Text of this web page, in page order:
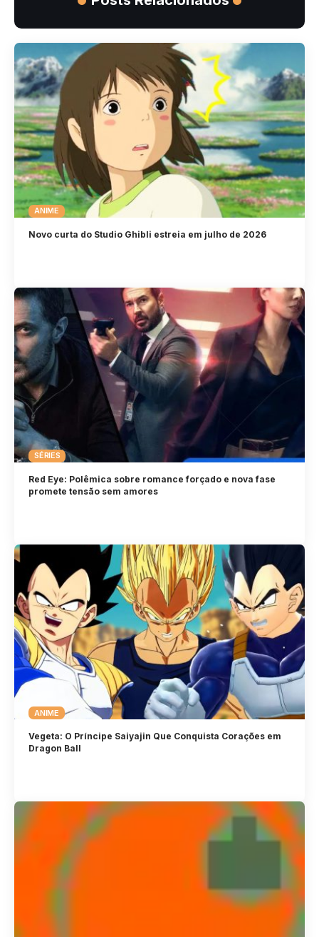
ANIME
Novo curta do Studio Ghibli estreia em julho de 2026
SÉRIES
Red Eye: Polêmica sobre romance forçado e nova fase
promete tensão sem amores
ANIME
Vegeta: O Príncipe Saiyajin Que Conquista Corações em
Dragon Ball